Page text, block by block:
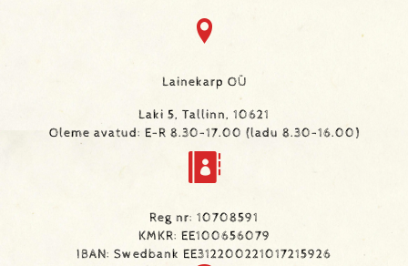
Lainekarp OÜ
Laki 5, Tallinn, 10621
Oleme avatud: E-R 8.30-17.00 (ladu 8.30-16.00)
Reg nr: 10708591
KMKR: EE100656079
IBAN: Swedbank EE312200221017215926